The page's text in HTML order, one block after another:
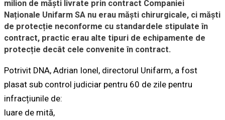
milion de măști livrate prin contract Companiei
Naționale Unifarm SA nu erau măști chirurgicale, ci măști
de protecție neconforme cu standardele stipulate în
contract, practic erau alte tipuri de echipamente de
protecție decât cele convenite în contract.
Potrivit DNA, Adrian Ionel, directorul Unifarm, a fost
plasat sub control judiciar pentru 60 de zile pentru
infracțiunile de:
luare de mită,